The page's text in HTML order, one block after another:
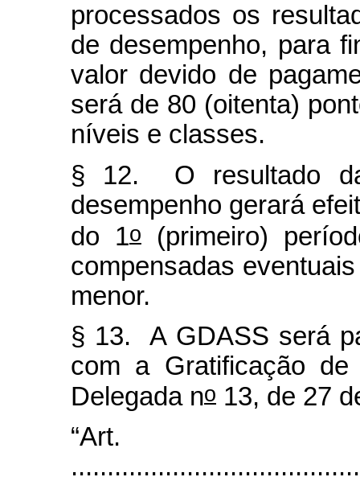
processados os
de desempenho, para
valor devido de
será de 80 (oitenta)
níveis e classes.
§ 12. O resultado
desempenho gerará
do 1o(primeiro)
compensadas
menor.
§ 13. A GDASS será
com a Gratificação
Delegada no 13, de 27